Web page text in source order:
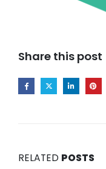
Share this post
RELATED POSTS